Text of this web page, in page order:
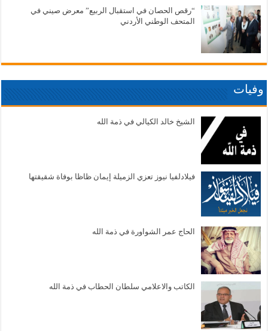
“رقص الحصان في استقبال الربيع” معرض صيني في
المتحف الوطني الأردني
وفيات
الشيخ خالد الكيالي في ذمة الله
فيلادلفيا نيوز تعزي الزميلة إيمان ظاظا بوفاة شقيقتها
الحاج عمر الشواورة في ذمة الله
الكاتب والاعلامي سلطان الحطاب في ذمة الله